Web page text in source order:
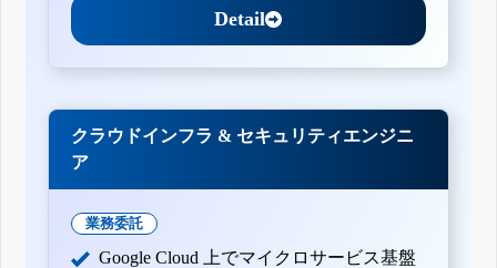
Detail
クラウドインフラ & セキュリティエンジニ
ア
業務委託
Google Cloud 上でマイクロサービス基盤